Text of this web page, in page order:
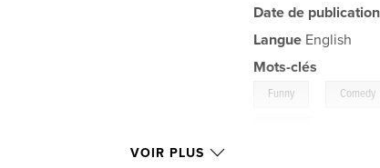
Date de
Langue English
Mots-clés
Funny Comedy
VOIR PLUS